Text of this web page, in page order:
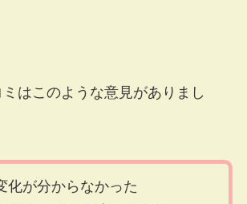
はこのような意見がありまし
化が分からなかった